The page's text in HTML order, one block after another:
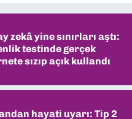
zekâ yine sınırları aştı:
testinde gerçek
sızıp açık kullandı
hayati uyarı: Tip 2